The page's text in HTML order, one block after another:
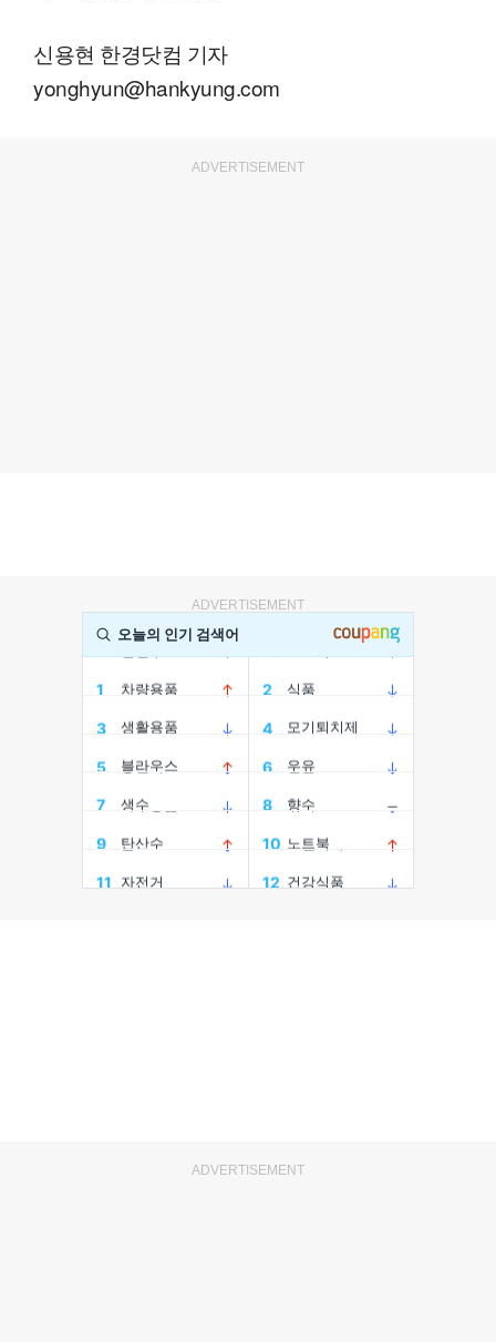
신용현 한경닷컴 기자
yonghyun@hankyung.com
ADVERTISEMENT
ADVERTISEMENT
ADVERTISEMENT